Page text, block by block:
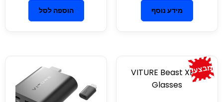
מידע נוסף הוספה לסל
מבצע!